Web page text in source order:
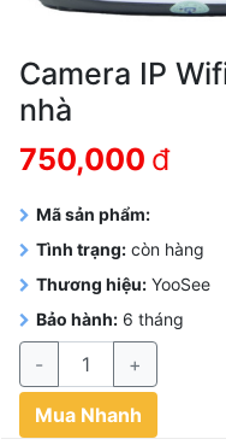
Camera IP
nhà
750,000 đ
Mã sản phẩm:
Tình trạng: còn hàng
Thương hiệu: YooSee
Bảo hành: 6 tháng
- +
Mua Nhanh